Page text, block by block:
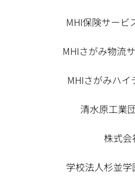
MHI保険サービ
MHIさがみ物流
MHIさがみハ
清水原工業
株式会
学校法人杉並